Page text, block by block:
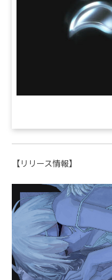
【リリース情報】